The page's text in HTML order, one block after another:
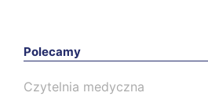
Polecamy
Czytelnia medyczna